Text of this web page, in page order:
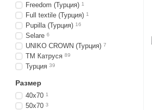
Freedom (Турция) 1
Full textile (Турция) 1
Pupilla (Турция) 16
Selare 6
UNIKO CROWN (Турция) 7
ТМ Катруся 89
Турция 39
Размер
40х70 1
50х70 3